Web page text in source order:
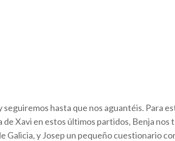
hasta que nos aguantéis. Para
Xavi en estos últimos partidos, Benja nos
Galicia, y Josep un pequeño cuestionario